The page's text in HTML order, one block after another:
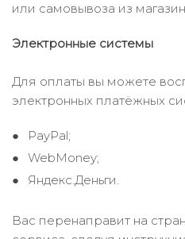
или самовывоза из
Электронные системы
Для оплаты вы можете
электронных платёжных
PayPal;
WebMoney;
Яндекс.Деньги.
Вас перенаправит на